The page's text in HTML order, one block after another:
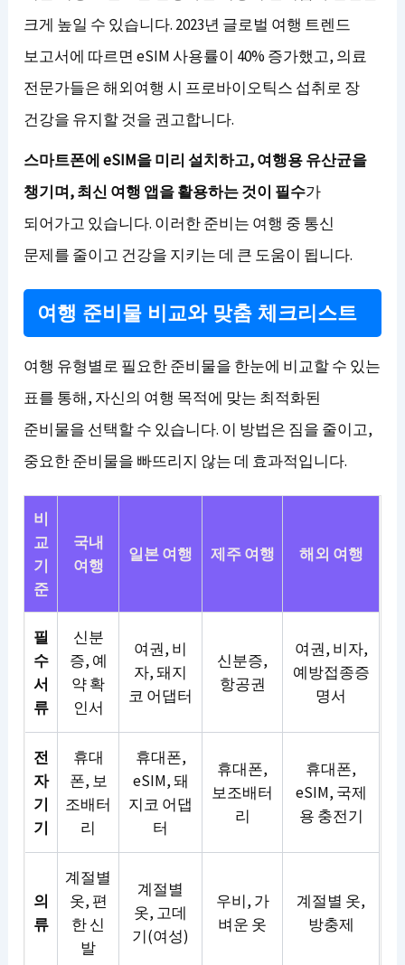
크게 높일 수 있습니다. 2023년 글로벌 여행 트렌드
보고서에 따르면 eSIM 사용률이 40% 증가했고, 의료
전문가들은 해외여행 시 프로바이오틱스 섭취로 장
건강을 유지할 것을 권고합니다.
스마트폰에 eSIM을 미리 설치하고, 여행용 유산균을
챙기며, 최신 여행 앱을 활용하는 것이 필수가
되어가고 있습니다. 이러한 준비는 여행 중 통신
문제를 줄이고 건강을 지키는 데 큰 도움이 됩니다.
여행 준비물 비교와 맞춤 체크리스트
여행 유형별로 필요한 준비물을 한눈에 비교할 수 있는
표를 통해, 자신의 여행 목적에 맞는 최적화된
준비물을 선택할 수 있습니다. 이 방법은 짐을 줄이고,
중요한 준비물을 빠뜨리지 않는 데 효과적입니다.
비
교
기
준
국내
여행
일본 여행 제주 여행 해외 여행
필
수
서
류
신분
증, 예
약 확
인서
여권, 비
자, 돼지
코 어댑터
신분증,
항공권
여권, 비자,
예방접종증
명서
전
자
기
기
휴대
폰, 보
조배터
리
휴대폰,
eSIM, 돼
지코 어댑
터
휴대폰,
보조배터
리
휴대폰,
eSIM, 국제
용 충전기
의
류
계절별
옷, 편
한 신
발
계절별
옷, 고데
기(여성)
우비, 가
벼운 옷
계절별 옷,
방충제